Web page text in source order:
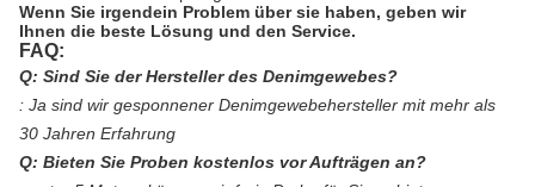
Wenn Sie irgendein Problem über sie haben, geben wir
Ihnen die beste Lösung und den Service.
FAQ:
Q: Sind Sie der Hersteller des Denimgewebes?
: Ja sind wir gesponnener Denimgewebehersteller mit mehr als
30 Jahren Erfahrung
Q: Bieten Sie Proben kostenlos vor Aufträgen an?